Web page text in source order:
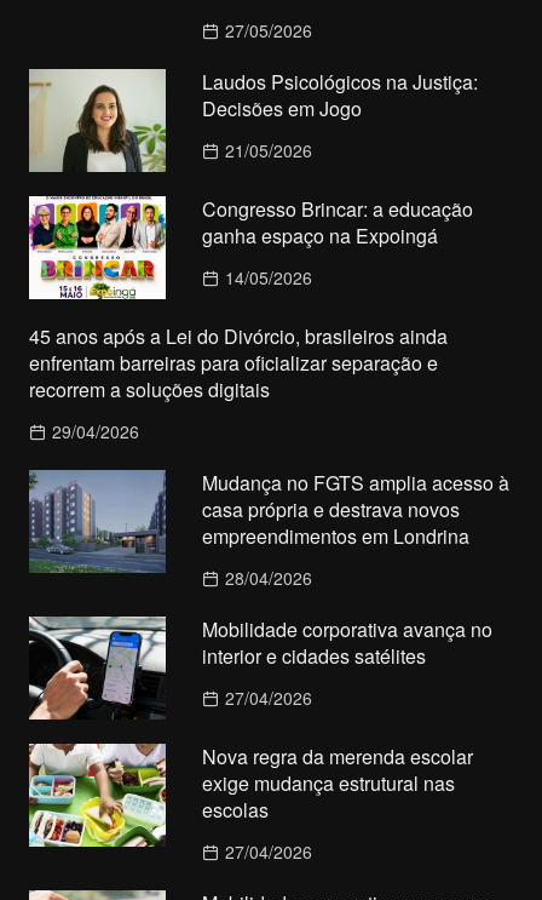
27/05/2026
Laudos Psicológicos na Justiça:
Decisões em Jogo
21/05/2026
Congresso Brincar: a educação
ganha espaço na Expoingá
14/05/2026
45 anos após a Lei do Divórcio, brasileiros ainda
enfrentam barreiras para oficializar separação e
recorrem a soluções digitais
29/04/2026
Mudança no FGTS amplia acesso à
casa própria e destrava novos
empreendimentos em Londrina
28/04/2026
Mobilidade corporativa avança no
interior e cidades satélites
27/04/2026
Nova regra da merenda escolar
exige mudança estrutural nas
escolas
27/04/2026